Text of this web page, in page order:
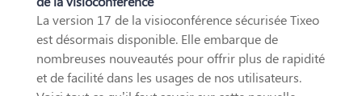
La version 17 de la visioconférence sécurisée Tixeo
est désormais disponible. Elle embarque de
nombreuses nouveautés pour offrir plus de rapidité
et de facilité dans les usages de nos utilisateurs.